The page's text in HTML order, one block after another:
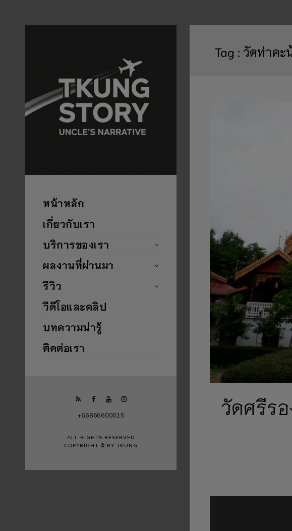
หน้าหลัก
เกี่ยวกับเรา
บริการของเรา
ผลงานที่ผ่านมา
รีวิว
วีดีโอและคลิป
บทความน่ารู้
ติดต่อเรา
+66866600015
ALL RIGHTS RESERVED
COPYRIGHT © BY TKUNG
Tag :วัดท่าคะ
วัดศรีร